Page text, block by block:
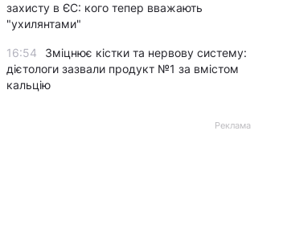
захисту в ЄС: кого тепер вважають
"ухилянтами"
16:54
Зміцнює кістки та нервову систему:
дієтологи зазвали продукт №1 за вмістом
кальцію
Реклама